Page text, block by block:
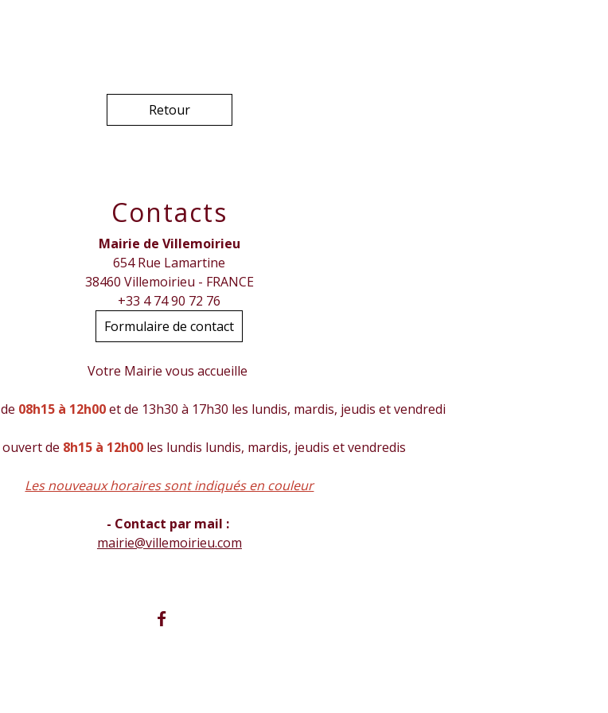
Retour
Contacts
Mairie de Villemoirieu
654 Rue Lamartine
38460 Villemoirieu - FRANCE
+33 4 74 90 72 76
Formulaire de contact
Votre Mairie vous accueille
de 08h15 à 12h00et de 13h30 à 17h30 les lundis, mardis, jeudis et vendredi
ouvert de 8h15 à 12h00les lundis lundis, mardis, jeudis et vendredis
Les nouveaux horaires sont indiqués en couleur
- Contact par mail :
mairie@villemoirieu.com